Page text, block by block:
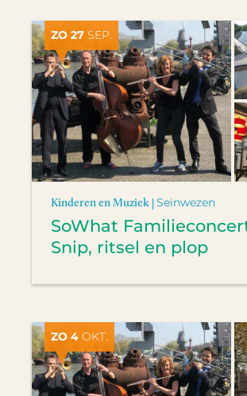
ZO 27 SEP.
Kinderen en Muziek |Seinwezen
SoWhat
Snip, ritsel en plop
ZO 4 OKT.